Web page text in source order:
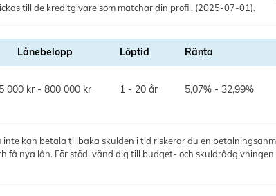
till de kreditgivare som matchar din profil. (2025-07-01).
Lånebelopp Löptid Ränta
5 000 kr - 800 000 kr 1 - 20 år 5,07% - 32,99%
inte kan betala tillbaka skulden i tid riskerar du en
få nya lån. För stöd, vänd dig till budget- och